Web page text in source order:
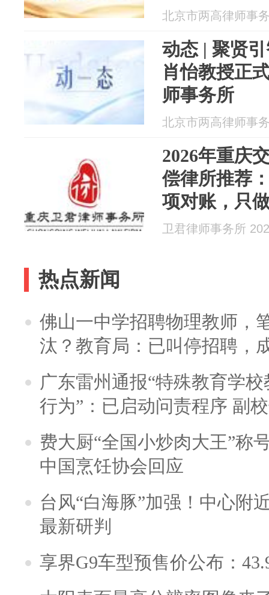
获评“2026
北京市两高律师事
动态 | 聚贤
肖怡教授正
师事务所
北京市两高律师事
2026年重庆
偿律所推荐
项对账，只
卫君律师事务所
热点新闻
佛山一中学招聘物理教师，
汰？教育局：已叫停招聘，
广东雷州通报“特殊教育学
行为”：已启动问责程序 副
费大厨“全国小炒肉大王”称
中国烹饪协会回应
台风“白海豚”加强！中心附
最新研判
享界G9车型预售价公布：